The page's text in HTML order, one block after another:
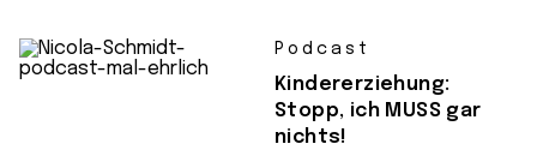
Podcast
Kindererziehung:
Stopp, ich MUSS gar
nichts!